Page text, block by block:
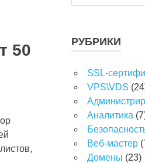
50
РУБРИКИ
SSL-
VPS\VDS
Аналитика
Веб-мастер
Домены (23)